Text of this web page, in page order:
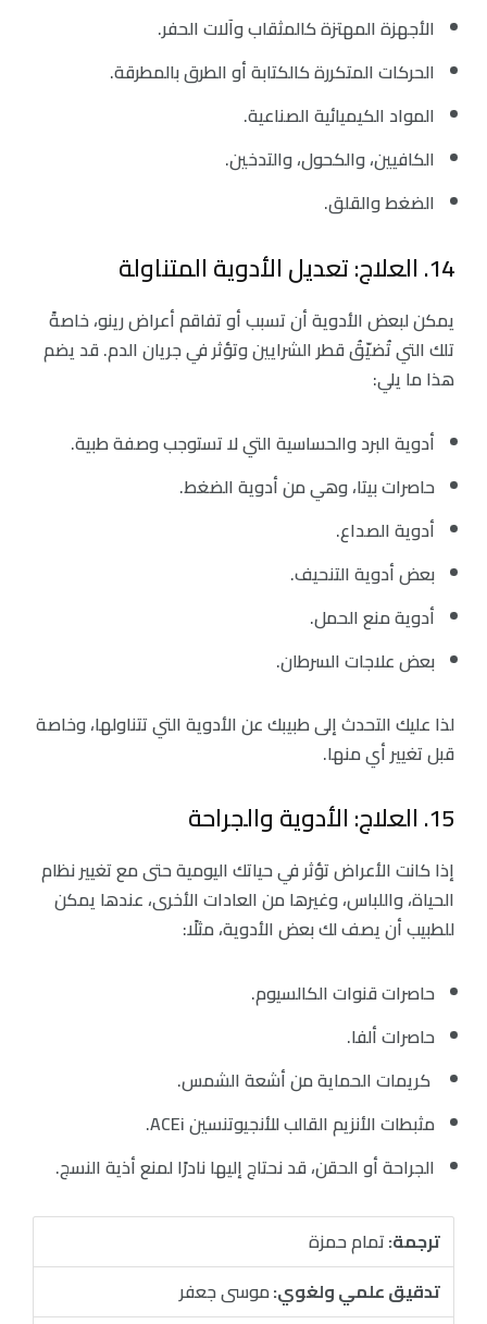
الأجهزة المهتزة كالمثقاب وآلات الحفر.
‏الحركات المتكررة كالكتابة أو الطرق بالمطرقة.
‏المواد الكيميائية الصناعية.
‏الكافيين، والكحول، والتدخين.
‏الضغط والقلق.
14. العلاج: تعديل الأدوية المتناولة
يمكن لبعض الأدوية أن تسبب أو تفاقم أعراض رينو، خاصةً
تلك التي تُضيّقُ قطر الشرايين وتؤثر في جريان الدم. قد يضم
هذا ما يلي:
أدوية البرد والحساسية التي لا تستوجب وصفة طبية.
‏حاصرات بيتا، وهي من أدوية الضغط.
‏أدوية الصداع.
‏بعض أدوية التنحيف.
‏أدوية منع الحمل.
‏بعض علاجات السرطان.
لذا عليك التحدث إلى طبيبك عن الأدوية التي تتناولها، وخاصة
قبل تغيير أي منها.
15. العلاج: الأدوية والجراحة
إذا كانت الأعراض تؤثر في حياتك اليومية حتى مع تغيير نظام
الحياة، واللباس، وغيرها من العادات الأخرى، عندها يمكن
للطبيب أن يصف لك بعض الأدوية، مثلًا:
حاصرات قنوات الكالسيوم.
‏حاصرات ألفا.
‏ كريمات الحماية من أشعة الشمس.
‏مثبطات الأنزيم القالب للأنجيوتنسين ACEi.
الجراحة أو الحقن، قد نحتاج إليها نادرًا لمنع أذية النسج.
ترجمة:تمام حمزة
تدقيق علمي ولغوي:موسى جعفر